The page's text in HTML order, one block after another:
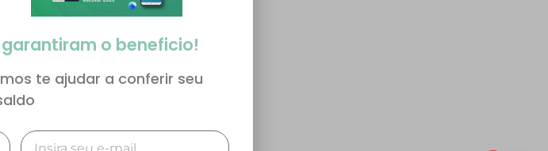
garantiram o beneficio!
te ajudar a conferir seu